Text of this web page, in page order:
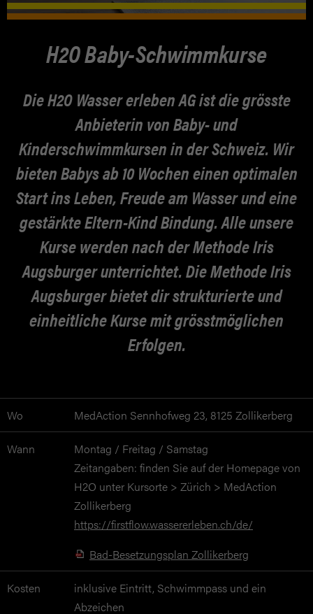
TERMIN VEREINBAREN
NEWS
JOBS
ÜBER UNS
KONTAKT
ANERKENNUNG
H2O Baby-Schwimmkurse
Die H2O Wasser erleben AG ist die grösste
Anbieterin von Baby- und
Kinderschwimmkursen in der Schweiz. Wir
bieten Babys ab 10 Wochen einen optimalen
Start ins Leben, Freude am Wasser und eine
gestärkte Eltern-Kind Bindung. Alle unsere
Kurse werden nach der Methode Iris
Augsburger unterrichtet. Die Methode Iris
Augsburger bietet dir strukturierte und
einheitliche Kurse mit grösstmöglichen
Erfolgen.
Wo MedAction Sennhofweg 23, 8125 Zollikerberg
Wann
Montag / Freitag / Samstag
Zeitangaben: finden Sie auf der Homepage von
H2O unter Kursorte > Zürich > MedAction
Zollikerberg
https://firstflow.wassererleben.ch/de/
Bad-Besetzungsplan Zollikerberg
Kosten
inklusive Eintritt, Schwimmpass und ein
Abzeichen